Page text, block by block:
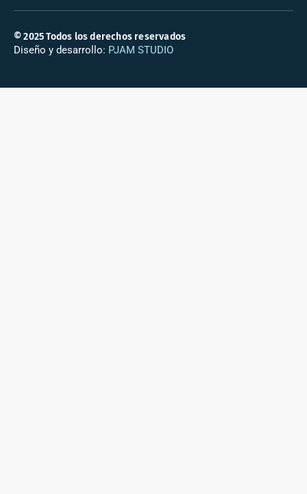
© 2025 Todos los derechos reservados
Diseño y desarrollo: PJAM STUDIO